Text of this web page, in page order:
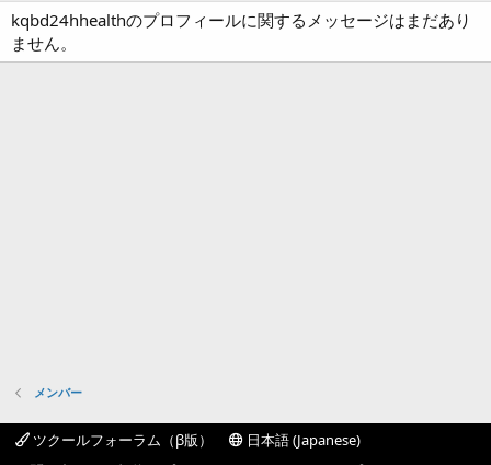
kqbd24hhealthのプロフィールに関するメッセージはまだあり
ません。
メンバー
ツクールフォーラム（β版）
日本語 (Japanese)